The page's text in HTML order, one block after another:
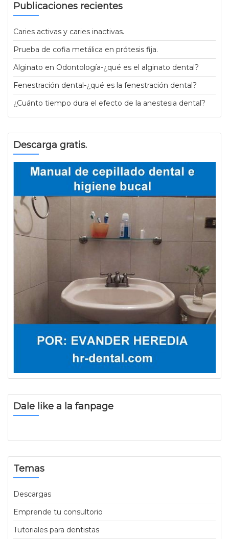
Publicaciones recientes
Caries activas y caries inactivas.
Prueba de cofia metálica en prótesis fija.
Alginato en Odontología-¿qué es el alginato dental?
Fenestración dental-¿qué es la fenestración dental?
¿Cuánto tiempo dura el efecto de la anestesia dental?
Descarga gratis.
Dale like a la fanpage
Temas
Descargas
Emprende tu consultorio
Tutoriales para dentistas